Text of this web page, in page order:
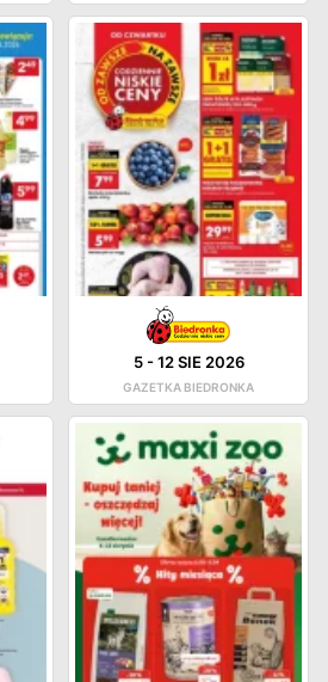
5-12 SIE 2026
GAZETKA BIEDRONKA